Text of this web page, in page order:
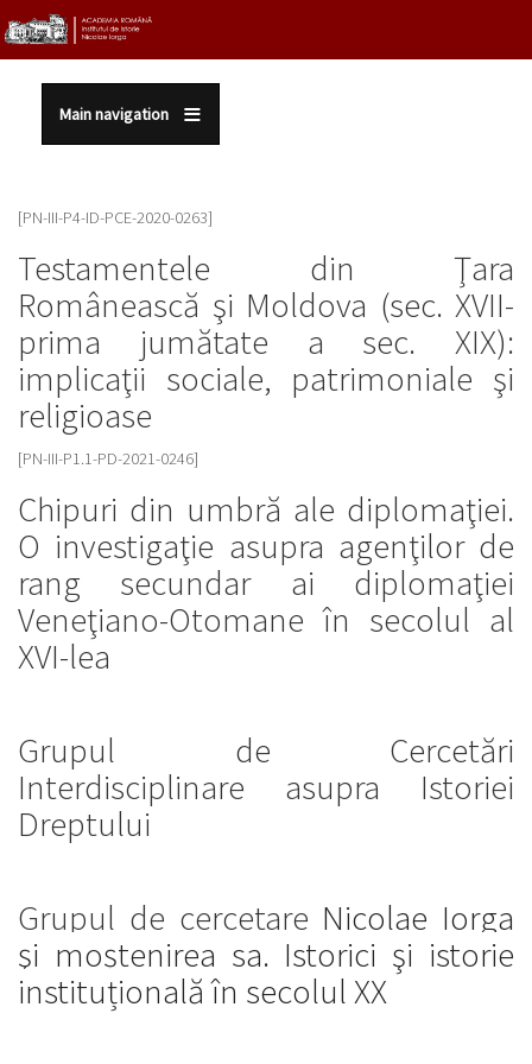
Sari la conținutul principal
Main navigation
[PN-III-P4-ID-PCE-2020-0263]
Testamentele din Ţara
Românească şi Moldova (sec. XVII-
prima jumătate a sec. XIX):
implicaţii sociale, patrimoniale şi
religioase
[PN-III-P1.1-PD-2021-0246]
Chipuri din umbră ale diplomaţiei.
O investigaţie asupra agenţilor de
rang secundar ai diplomaţiei
Veneţiano-Otomane în secolul al
XVI-lea
Grupul de Cercetări
Interdisciplinare asupra Istoriei
Dreptului
Grupul de cercetare Nicolae Iorga
şi moștenirea sa. Istorici şi istorie
instituțională în secolul XX